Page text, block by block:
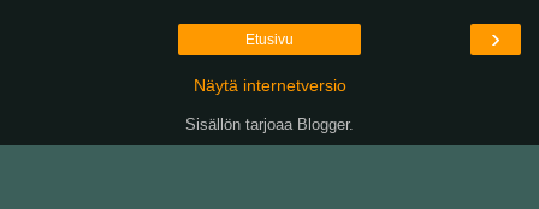
›
Etusivu
Näytä internetversio
Sisällön tarjoaa Blogger.